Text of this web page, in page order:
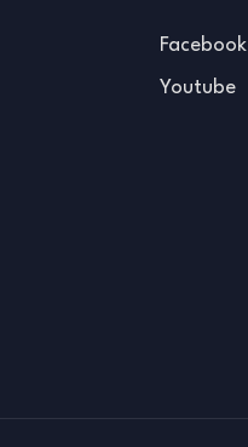
Facebook
Youtube